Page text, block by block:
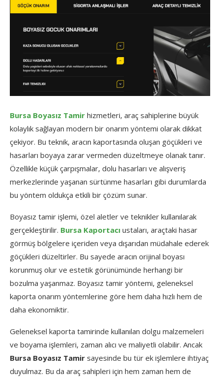
Bursa Boyasız Tamir hizmetleri, araç sahiplerine büyük
kolaylık sağlayan modern bir onarım yöntemi olarak dikkat
çekiyor. Bu teknik, aracın kaportasında oluşan göçükleri ve
hasarları boyaya zarar vermeden düzeltmeye olanak tanır.
Özellikle küçük çarpışmalar, dolu hasarları ve alışveriş
merkezlerinde yaşanan sürtünme hasarları gibi durumlarda
bu yöntem oldukça etkili bir çözüm sunar.
Boyasız tamir işlemi, özel aletler ve teknikler kullanılarak
gerçekleştirilir. Bursa Kaportacı ustaları, araçtaki hasar
görmüş bölgelere içeriden veya dışarıdan müdahale ederek
göçükleri düzeltirler. Bu sayede aracın orijinal boyası
korunmuş olur ve estetik görünümünde herhangi bir
bozulma yaşanmaz. Boyasız tamir yöntemi, geleneksel
kaporta onarım yöntemlerine göre hem daha hızlı hem de
daha ekonomiktir.
Geleneksel kaporta tamirinde kullanılan dolgu malzemeleri
ve boyama işlemleri, zaman alıcı ve maliyetli olabilir. Ancak
Bursa Boyasız Tamir sayesinde bu tür ek işlemlere ihtiyaç
duyulmaz. Bu da araç sahipleri için hem zaman hem de